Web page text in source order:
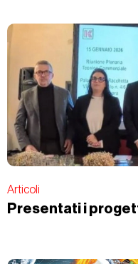
Articoli
Presentati i